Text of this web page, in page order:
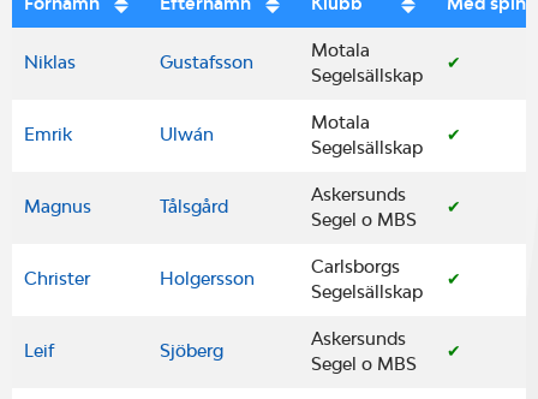
Niklas Gustafsson
Motala
Segelsällskap
✔
Emrik Ulwán
Motala
Segelsällskap
✔
Magnus Tålsgård
Askersunds
Segel o MBS
✔
Christer Holgersson
Carlsborgs
Segelsällskap
✔
Leif Sjöberg
Askersunds
Segel o MBS
✔